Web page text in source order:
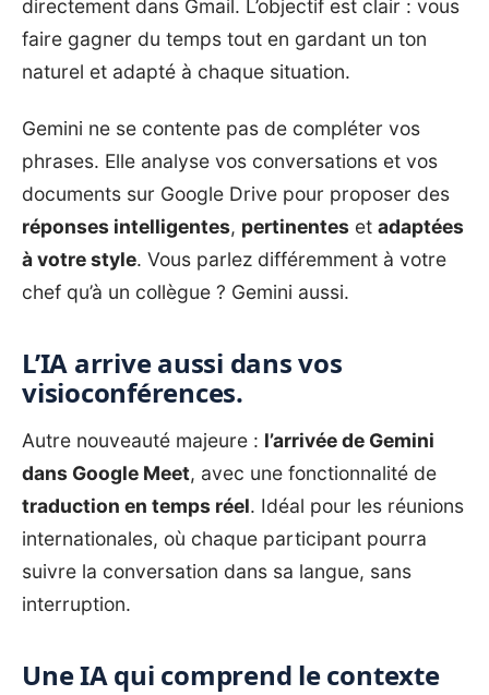
directement dans Gmail. L’objectif est clair : vous
faire gagner du temps tout en gardant un ton
naturel et adapté à chaque situation.
Gemini ne se contente pas de compléter vos
phrases. Elle analyse vos conversations et vos
documents sur Google Drive pour proposer des
réponses intelligentes, pertinentes et adaptées
à votre style. Vous parlez différemment à votre
chef qu’à un collègue ? Gemini aussi.
L’IA arrive aussi dans vos
visioconférences.
Autre nouveauté majeure : l’arrivée de Gemini
dans Google Meet, avec une fonctionnalité de
traduction en temps réel. Idéal pour les réunions
internationales, où chaque participant pourra
suivre la conversation dans sa langue, sans
interruption.
Une IA qui comprend le contexte